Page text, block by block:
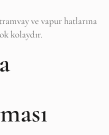
ve vapur hatlarına
kolaydır.